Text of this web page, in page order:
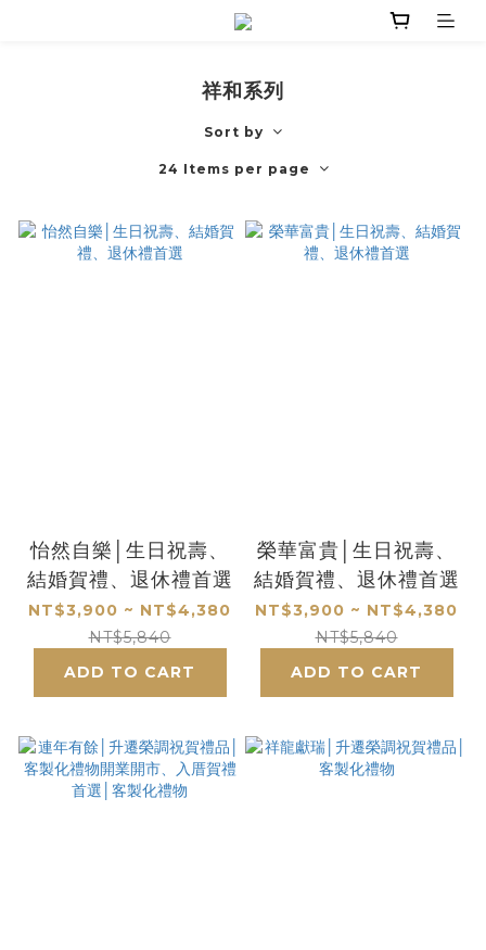
祥和系列
Sort by
24 Items per page
怡然自樂│生日祝壽、
結婚賀禮、退休禮首選
NT$3,900 ~ NT$4,380
NT$5,840
ADD TO CART
榮華富貴│生日祝壽、
結婚賀禮、退休禮首選
NT$3,900 ~ NT$4,380
NT$5,840
ADD TO CART